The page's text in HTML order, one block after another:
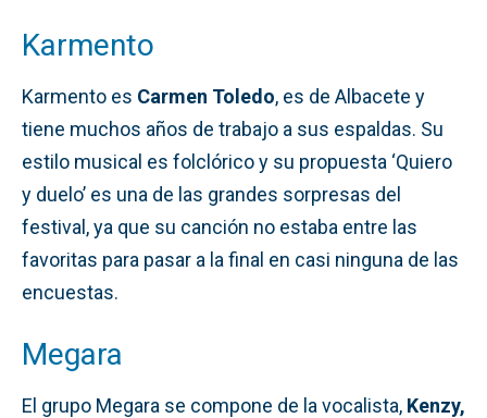
Karmento
Karmento es Carmen Toledo, es de Albacete y
tiene muchos años de trabajo a sus espaldas. Su
estilo musical es folclórico y su propuesta ‘Quiero
y duelo’ es una de las grandes sorpresas del
festival, ya que su canción no estaba entre las
favoritas para pasar a la final en casi ninguna de las
encuestas.
Megara
El grupo Megara se compone de la vocalista, Kenzy,